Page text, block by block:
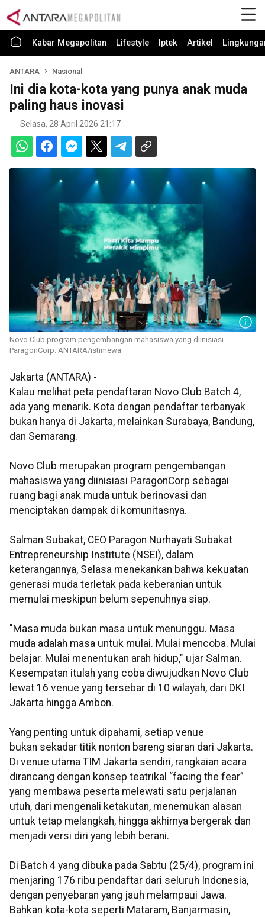
Kabar Megapolitan Lifestyle Iptek Artikel
ANTARA Nasional
Ini dia kota-kota yang punya anak muda
paling haus inovasi
Selasa, 28 April 2026 21:17
Novo Club program pengembangan mahasiswa yang diinisiasi
ParagonCorp. ANTARA/istimewa
Jakarta (ANTARA) -
Kalau melihat peta pendaftaran Novo Club Batch 4,
ada yang menarik. Kota dengan pendaftar terbanyak
bukan hanya di Jakarta, melainkan Surabaya, Bandung,
dan Semarang.
Novo Club merupakan program pengembangan
mahasiswa yang diinisiasi ParagonCorp sebagai
ruang bagi anak muda untuk berinovasi dan
menciptakan dampak di komunitasnya.
Salman Subakat, CEO Paragon Nurhayati Subakat
Entrepreneurship Institute (NSEI), dalam
keterangannya, Selasa menekankan bahwa kekuatan
generasi muda terletak pada keberanian untuk
memulai meskipun belum sepenuhnya siap.
"Masa muda bukan masa untuk menunggu. Masa
muda adalah masa untuk mulai. Mulai mencoba. Mulai
belajar. Mulai menentukan arah hidup," ujar Salman.
Kesempatan itulah yang coba diwujudkan Novo Club
lewat 16 venue yang tersebar di 10 wilayah, dari DKI
Jakarta hingga Ambon.
Yang penting untuk dipahami, setiap venue
bukan sekadar titik nonton bareng siaran dari Jakarta.
Di venue utama TIM Jakarta sendiri, rangkaian acara
dirancang dengan konsep teatrikal “facing the fear”
yang membawa peserta melewati satu perjalanan
utuh, dari mengenali ketakutan, menemukan alasan
untuk tetap melangkah, hingga akhirnya bergerak dan
menjadi versi diri yang lebih berani.
Di Batch 4 yang dibuka pada Sabtu (25/4), program ini
menjaring 176 ribu pendaftar dari seluruh Indonesia,
dengan penyebaran yang jauh melampaui Jawa.
Bahkan kota-kota seperti Mataram, Banjarmasin,